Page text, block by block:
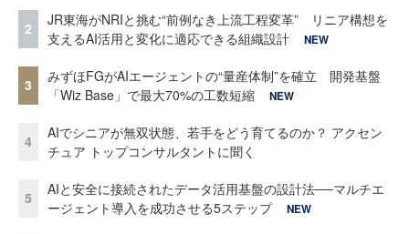
2
JR東海がNRIと挑む“前例なき上流工程変革” リニア構想を
支えるAI活用と変化に適応できる組織設計
NEW
3
みずほFGがAIエージェントの“量産体制”を確立 開発基盤
「Wiz Base」で最大70%の工数短縮
NEW
4
AIでシニアが無双状態、若手をどう育てるのか？ アクセン
チュア トップコンサルタントに聞く
5
AIと安全に接続されたデータ活用基盤の設計法──マルチエ
ージェント導入を成功させる5ステップ
NEW